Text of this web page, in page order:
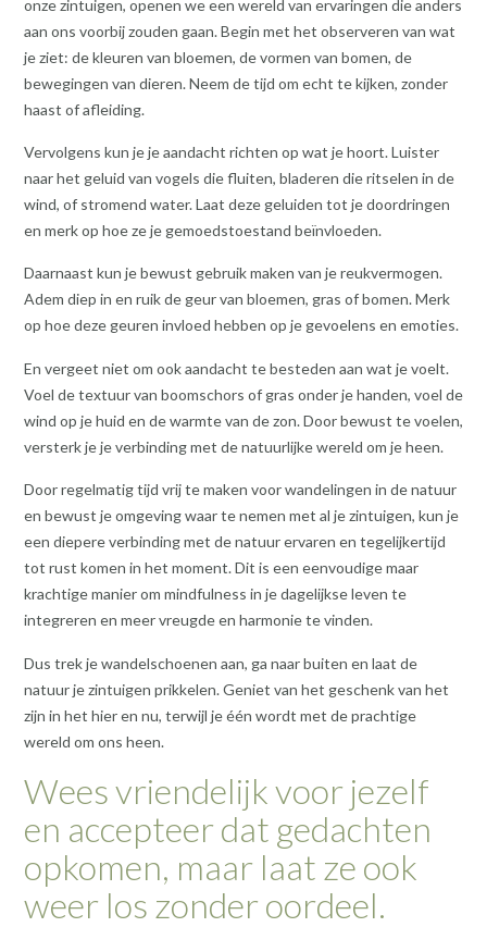
onze zintuigen, openen we een wereld van ervaringen die anders
aan ons voorbij zouden gaan. Begin met het observeren van wat
je ziet: de kleuren van bloemen, de vormen van bomen, de
bewegingen van dieren. Neem de tijd om echt te kijken, zonder
haast of afleiding.
Vervolgens kun je je aandacht richten op wat je hoort. Luister
naar het geluid van vogels die fluiten, bladeren die ritselen in de
wind, of stromend water. Laat deze geluiden tot je doordringen
en merk op hoe ze je gemoedstoestand beïnvloeden.
Daarnaast kun je bewust gebruik maken van je reukvermogen.
Adem diep in en ruik de geur van bloemen, gras of bomen. Merk
op hoe deze geuren invloed hebben op je gevoelens en emoties.
En vergeet niet om ook aandacht te besteden aan wat je voelt.
Voel de textuur van boomschors of gras onder je handen, voel de
wind op je huid en de warmte van de zon. Door bewust te voelen,
versterk je je verbinding met de natuurlijke wereld om je heen.
Door regelmatig tijd vrij te maken voor wandelingen in de natuur
en bewust je omgeving waar te nemen met al je zintuigen, kun je
een diepere verbinding met de natuur ervaren en tegelijkertijd
tot rust komen in het moment. Dit is een eenvoudige maar
krachtige manier om mindfulness in je dagelijkse leven te
integreren en meer vreugde en harmonie te vinden.
Dus trek je wandelschoenen aan, ga naar buiten en laat de
natuur je zintuigen prikkelen. Geniet van het geschenk van het
zijn in het hier en nu, terwijl je één wordt met de prachtige
wereld om ons heen.
Wees vriendelijk voor jezelf
en accepteer dat gedachten
opkomen, maar laat ze ook
weer los zonder oordeel.